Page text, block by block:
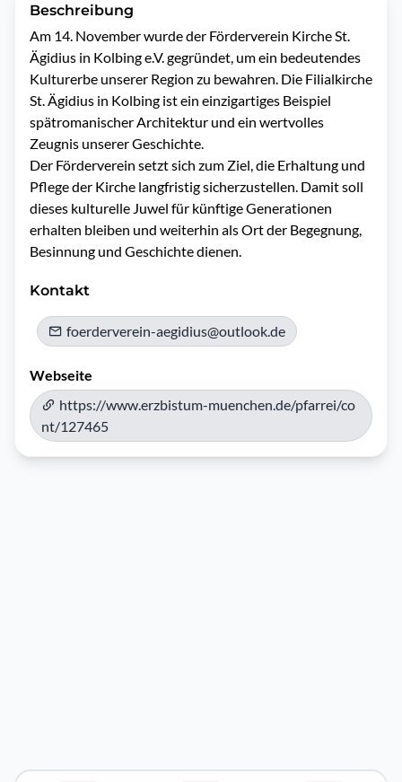
Beschreibung
Am 14. November wurde der Förderverein Kirche St.
Ägidius in Kolbing e.V. gegründet, um ein bedeutendes
Kulturerbe unserer Region zu bewahren. Die Filialkirche
St. Ägidius in Kolbing ist ein einzigartiges Beispiel
spätromanischer Architektur und ein wertvolles
Zeugnis unserer Geschichte.
Der Förderverein setzt sich zum Ziel, die Erhaltung und
Pflege der Kirche langfristig sicherzustellen. Damit soll
dieses kulturelle Juwel für künftige Generationen
erhalten bleiben und weiterhin als Ort der Begegnung,
Besinnung und Geschichte dienen.
Kontakt
foerderverein-aegidius@outlook.de
Webseite
https://www.erzbistum-muenchen.de/pfarrei/co
nt/127465